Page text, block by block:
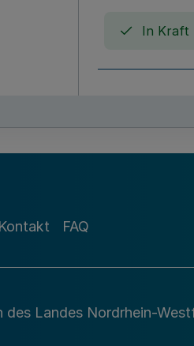
In Kraft
Gesetz
Kontakt FAQ
Landes Nordrhein-